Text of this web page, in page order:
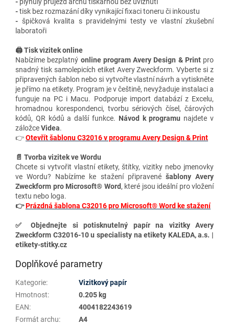
- plynulý průjezd archů tiskárnou bez uvíznutí
-tisk bez rozmazání díky vynikající fixaci toneru či inkoustu
- špičková kvalita s pravidelnými testy ve vlastní zkušební
laboratoři
🖨️ Tisk vizitek online
Nabízíme bezplatný online program Avery Design & Print pro
snadný tisk samolepicích etiket Avery Zweckform. Vyberte si z
připravených šablon nebo si vytvořte vlastní návrh a vytiskněte
je přímo na etikety. Program je v češtině, nevyžaduje instalaci a
funguje na PC i Macu. Podporuje import databází z Excelu,
hromadnou korespondenci, tvorbu sériových čísel, čárových
kódů, QR kódů a další funkce. Návod k programu najdete v
záložceVidea.
👉Otevřít šablonu C32016 v programu Avery Design & Print
📄 Tvorba vizitek ve Wordu
Chcete si vytvořit vlastní etikety, štítky, vizitky nebo jmenovky
ve Wordu? Nabízíme ke stažení připravené šablony Avery
Zweckform pro Microsoft® Word, které jsou ideální pro vložení
textu nebo loga.
👉Prázdná šablona C32016 pro Microsoft® Word ke stažení
✅ Objednejte si potisknutelný papír na vizitky Avery
Zweckform C32016-10 u specialisty na etikety KALEDA, a.s. |
etikety-stitky.cz
Doplňkové parametry
Kategorie:
Vizitkový papír
Hmotnost:
0.205 kg
EAN:
4004182243619
Formát archu:
A4